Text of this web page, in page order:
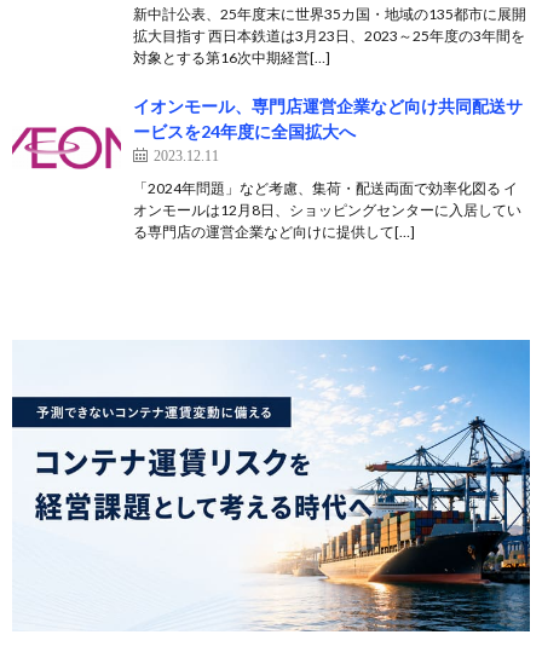
新中計公表、25年度末に世界35カ国・地域の135都市に展開
拡大目指す 西日本鉄道は3月23日、2023～25年度の3年間を
対象とする第16次中期経営[…]
イオンモール、専門店運営企業など向け共同配送サ
ービスを24年度に全国拡大へ
2023.12.11
「2024年問題」など考慮、集荷・配送両面で効率化図る イ
オンモールは12月8日、ショッピングセンターに入居してい
る専門店の運営企業など向けに提供して[…]